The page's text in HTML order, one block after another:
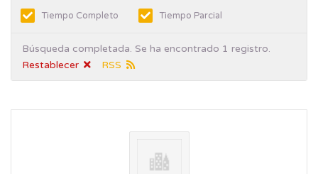
Tiempo Completo Tiempo Parcial
Búsqueda completada. Se ha encontrado 1 registro.
Restablecer
RSS